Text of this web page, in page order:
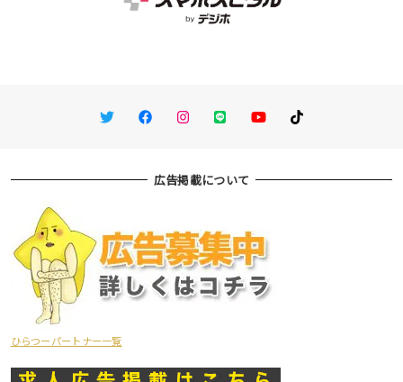
TwitterFacebookInstagram
LINE You TubeTikTok
広告掲載について
ひらつーパートナー一覧